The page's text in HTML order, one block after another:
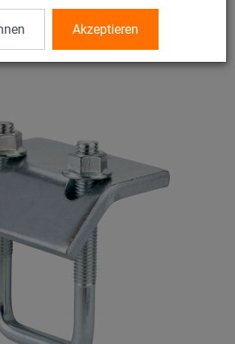
Akzeptieren
Trägerkrallen
für Profil 41/124, feuerverzinkt